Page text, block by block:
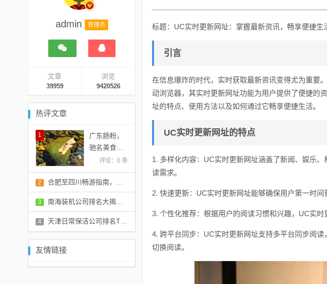
admin 管理员
文章
39959
浏览
9420526
热评文章
1
广东肠粉，
驰名美食上
榜，美味风
靡全球！
评论：0 条
2 合肥至四川畅游指南，旅游攻略全掌握！
评论：0 条
3 南海装机公司排名大揭秘，影响力深度解读报告
评论：0 条
4 天津日常保洁公司排名TOP10，专业清洁服务一览
友情链接
标题：UC实时更新网址：掌握最新资讯，畅享便捷生
引言
在信息爆炸的时代，实时获取最新资讯变得尤为重要
动浏览器，其实时更新网址功能为用户提供了便捷的
址的特点、使用方法以及如何通过它畅享便捷生活。
UC实时更新网址的特点
1. 多样化内容：UC实时更新网址涵盖了新闻、娱乐
读需求。
2. 快速更新：UC实时更新网址能够确保用户第一时间
3. 个性化推荐：根据用户的阅读习惯和兴趣，UC实时
4. 跨平台同步：UC实时更新网址支持多平台同步阅
切换阅读。